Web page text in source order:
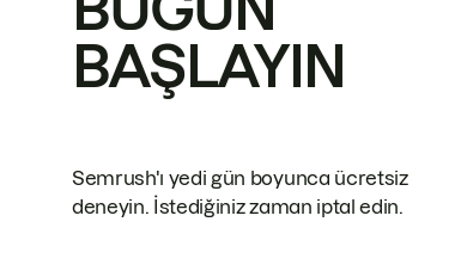
BAŞLAYIN
Semrush'ı yedi gün boyunca ücretsiz
deneyin. İstediğiniz zaman iptal edin.